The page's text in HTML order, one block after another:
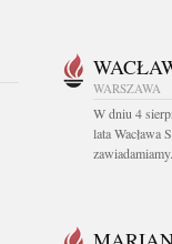
WARSZAWA
W dniu 4
lata Wacława